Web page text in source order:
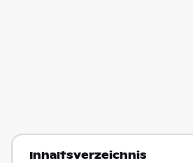
Inhaltsverzeichnis